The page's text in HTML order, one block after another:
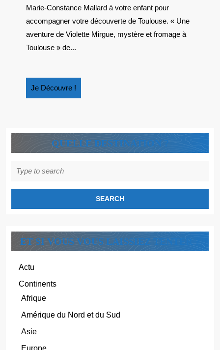
VIOLETTE
MIRGUE
Marie-Constance Mallard à votre enfant pour
accompagner votre découverte de Toulouse. « Une
aventure de Violette Mirgue, mystère et fromage à
Toulouse » de...
Je Découvre !
Découvre
QUELLE DESTINATION ?
for:
ET SI VOUS VOUS LAISSIEZ TENTER ?
Actu
Continents
Afrique
Amérique du Nord et du Sud
Asie
Europe